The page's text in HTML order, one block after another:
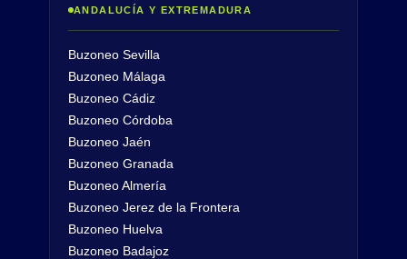
ANDALUCÍA Y EXTREMADURA
Buzoneo Sevilla
Buzoneo Málaga
Buzoneo Cádiz
Buzoneo Córdoba
Buzoneo Jaén
Buzoneo Granada
Buzoneo Almería
Buzoneo Jerez de la Frontera
Buzoneo Huelva
Buzoneo Badajoz